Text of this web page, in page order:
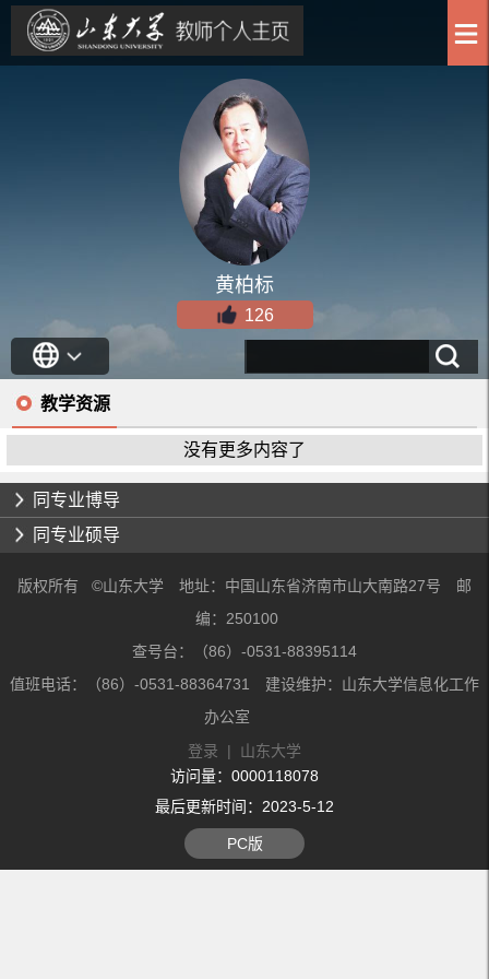
黄柏标
126
教学资源
没有更多内容了
同专业博导
同专业硕导
版权所有 ©山东大学 地址：中国山东省济南市山大南路27号 邮
编：250100
查号台：（86）-0531-88395114
值班电话：（86）-0531-88364731 建设维护：山东大学信息化工作
办公室
登录 | 山东大学
访问量： 0000118078
最后更新时间： 2023-5-12
PC版